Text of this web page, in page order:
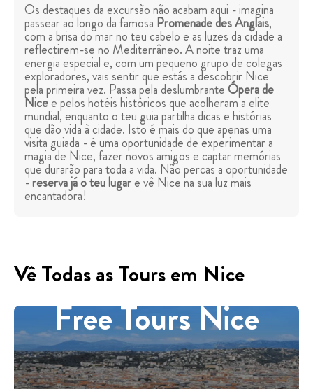
Os destaques da excursão não acabam aqui - imagina
passear ao longo da famosa Promenade des Anglais,
com a brisa do mar no teu cabelo e as luzes da cidade a
reflectirem-se no Mediterrâneo. A noite traz uma
energia especial e, com um pequeno grupo de colegas
exploradores, vais sentir que estás a descobrir Nice
pela primeira vez. Passa pela deslumbranteÓpera de
Nicee pelos hotéis históricos que acolheram a elite
mundial, enquanto o teu guia partilha dicas e histórias
que dão vida à cidade. Isto é mais do que apenas uma
visita guiada - é uma oportunidade de experimentar a
magia de Nice, fazer novos amigos e captar memórias
que durarão para toda a vida. Não percas a oportunidade
-reserva já o teu lugare vê Nice na sua luz mais
encantadora!
Vê Todas as Tours em Nice
Free Tours Nice